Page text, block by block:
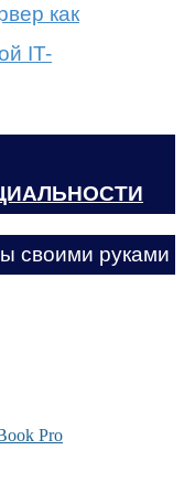
как
IT-
своими руками
Pro